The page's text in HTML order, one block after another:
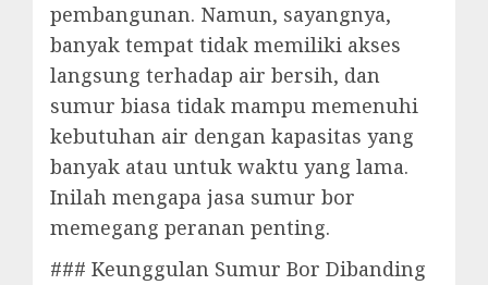
pembangunan. Namun, sayangnya,
banyak tempat tidak memiliki akses
langsung terhadap air bersih, dan
sumur biasa tidak mampu memenuhi
kebutuhan air dengan kapasitas yang
banyak atau untuk waktu yang lama.
Inilah mengapa jasa sumur bor
memegang peranan penting.
### Keunggulan Sumur Bor Dibanding